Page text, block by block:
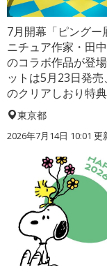
7月開幕「ピングー
ニチュア作家・田
のコラボ作品が登
ットは5月23日発
のクリアしおり特
東京都
2026年7月14日 10:01 更